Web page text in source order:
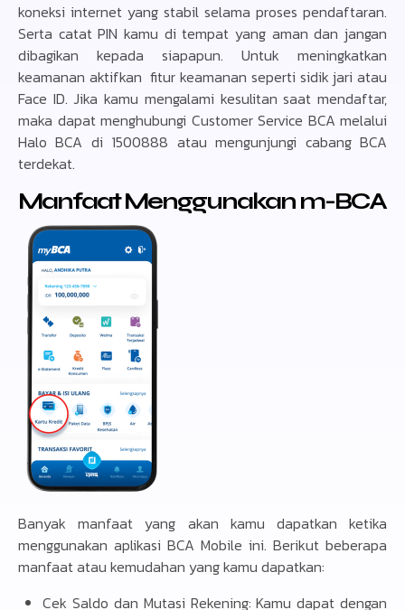
koneksi internet yang stabil selama proses pendaftaran.
Serta catat PIN kamu di tempat yang aman dan jangan
dibagikan kepada siapapun. Untuk meningkatkan
keamanan aktifkan fitur keamanan seperti sidik jari atau
Face ID. Jika kamu mengalami kesulitan saat mendaftar,
maka dapat menghubungi Customer Service BCA melalui
Halo BCA di 1500888 atau mengunjungi cabang BCA
terdekat.
Manfaat Menggunakan m-BCA
Banyak manfaat yang akan kamu dapatkan ketika
menggunakan aplikasi BCA Mobile ini. Berikut beberapa
manfaat atau kemudahan yang kamu dapatkan:
Cek Saldo dan Mutasi Rekening: Kamu dapat dengan